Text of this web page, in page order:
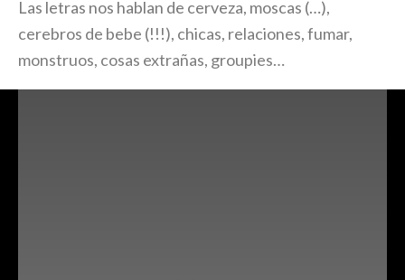
Las letras nos hablan de cerveza, moscas (…),
cerebros de bebe (!!!), chicas, relaciones, fumar,
monstruos, cosas extrañas, groupies…